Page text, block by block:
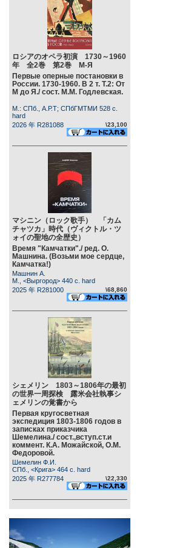
ロシアのオペラ初演 1730～1960
年 全2巻 第2巻 М-Я
Первые оперные постановки в
России. 1730-1960. В 2 т. Т.2: От
М до Я./ сост. М.М. Годлевская.
М.: СПб., А.Р.Т; СПбГМТМИ 528 c.
hard
2026 年 R281088
\23,100
マシニン（ロック歌手） 「カム
チャツカ」時代（ヴィクトル・ツ
ォイの聖地の全歴史）
Время "Камчатки"./ ред. О.
Машнина. (Возьми мое сердце,
Камчатка!)
Машнин А.
М., <Выргород> 440 c. hard
2025 年 R281000
\68,860
シェメリン 1803～1806年の最初
の世界一周探検 露米会社執事シ
ェメリンの覚書から
Первая кругосветная
экспедиция 1803-1806 годов в
записках приказчика
Шемелина./ сост.,вступ.ст.и
коммент. К.А. Можайской, О.М.
Федоровой.
Шемелин Ф.И.
СПб., <Крига> 464 c. hard
2025 年 R277784
\22,330